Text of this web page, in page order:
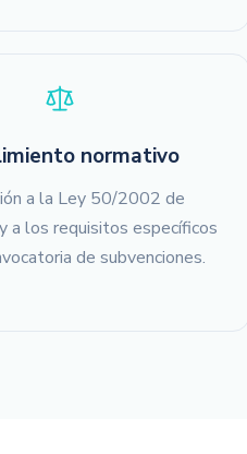
normativo
a la Ley 50/2002 de
a los requisitos específicos
de subvenciones.